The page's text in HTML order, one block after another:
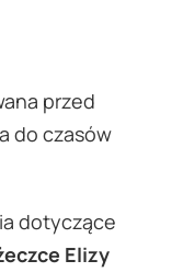
przed
do czasów
dotyczące
Elizy